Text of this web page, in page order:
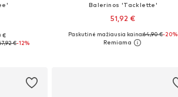
40
€
€-12%
Balerinos 'Tacklette'
51,92 €
Yra daugybė dydžių
Paskutinė mažiausia kaina:64,90 €-20%